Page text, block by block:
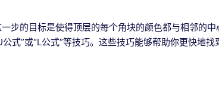
步的目标是使得顶层的每个角块的颜色都与相邻的中
式”或“L公式”等技巧。这些技巧能够帮助你更快地找